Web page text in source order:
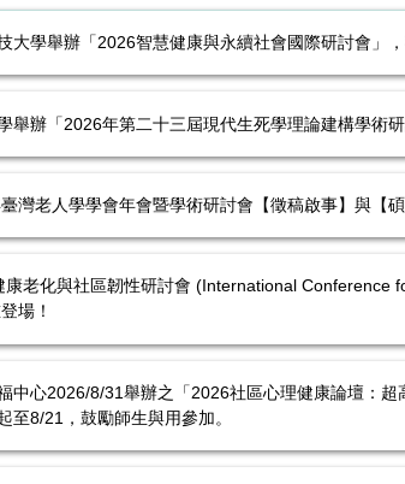
大學舉辦「2026智慧健康與永續社會國際研討會」，
舉辦「2026年第二十三屆現代生死學理論建構學術
臺灣老人學學會年會暨學術研討會【徵稿啟事】與【
康老化與社區韌性研討會 (International
場！
中心2026/8/31舉辦之「2026社區心理健康論壇：
至8/21，鼓勵師生與用參加。